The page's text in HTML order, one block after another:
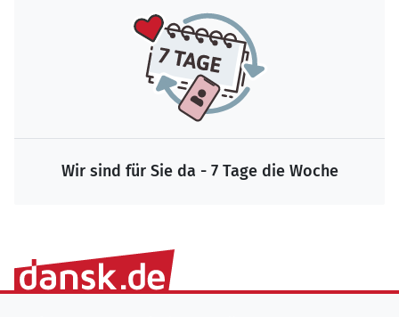
Wir sind für Sie da - 7 Tage die Woche